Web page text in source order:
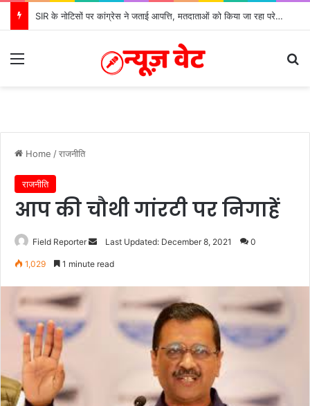
SIR के नोटिसों पर कांग्रेस ने जताई आपत्ति, मतदाताओं को किया जा रहा परेशान: बोले राष्ट्रीय प्रवक्ता आलोक शर्मा
Menu
Home /राजनीति
राजनीति
आप की चौथी गांरटी पर निगाहें
Field Reporter
SendLast Updated: December 8, 2021 0
1,029 1 minute read